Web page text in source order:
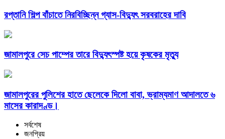
রপ্তানি শিল্প বাঁচাতে নিরবিচ্ছিন্ন গ্যাস-বিদ্যুৎ সরবরাহের দাবি
জামালপুরে সেচ পাম্পের তারে বিদ্যুৎস্পষ্ট হয়ে কৃষকের মৃত্যু
জামালপুরের পুলিশের হাতে ছেলেকে দিলো বাবা, ভ্রাম্যমাণ আদালতে ৬
মাসের কারাদণ্ড।
সর্বশেষ
জনপ্রিয়